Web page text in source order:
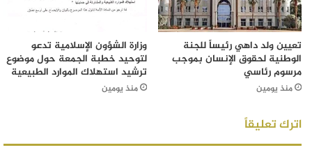
تعيين ولد داهي رئيساً للجنة
الوطنية لحقوق الإنسان بموجب
مرسوم رئاسي
منذ يومين
وزارة الشؤون الإسلامية تدعو
لتوحيد خطبة الجمعة حول موضوع
ترشيد استهلاك الموارد الطبيعية
منذ يومين
اترك تعليقاً